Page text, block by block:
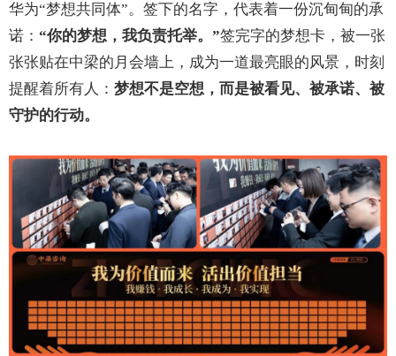
华为“梦想共同体”。签下的名字，代表着一份沉甸甸的承
诺： “你的梦想，我负责托举。”签完字的梦想卡，被一张
张张贴在中梁的月会墙上，成为一道最亮眼的风景，时刻
提醒着所有人： 梦想不是空想，而是被看见、被承诺、被
守护的行动。